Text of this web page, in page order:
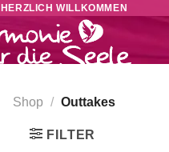
HERZLICH WILLKOMMEN
Shop / Outtakes
FILTER